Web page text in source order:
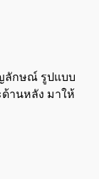
ลักษณ์ รูปแบบ
านหลัง มาให้